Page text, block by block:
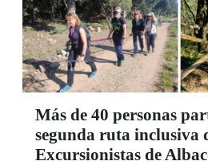
Más de 40 personas
segunda ruta inclusiva
Excursionistas de